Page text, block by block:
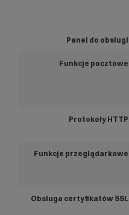
Panel do obsługi
Funkcje pocztowe
Protokoły HTTP
Funkcje przeglądarkowe
Obsługa certyfikatów SSL